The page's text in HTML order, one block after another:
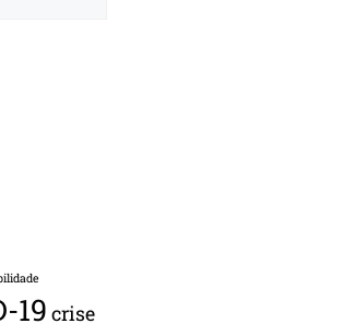
19 crise